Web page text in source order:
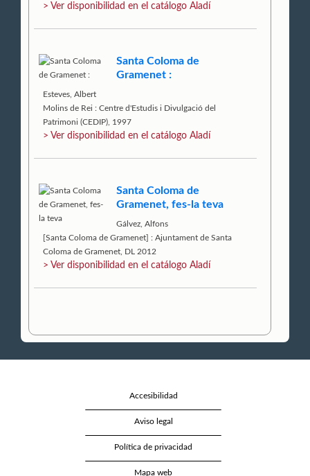
> Ver disponibilidad en el catálogo Aladí
Santa Coloma de
Gramenet :
Esteves, Albert
Molins de Rei : Centre d'Estudis i Divulgació del
Patrimoni (CEDIP), 1997
> Ver disponibilidad en el catálogo Aladí
Santa Coloma de
Gramenet, fes-la teva
Gálvez, Alfons
[Santa Coloma de Gramenet] : Ajuntament de Santa
Coloma de Gramenet, DL 2012
> Ver disponibilidad en el catálogo Aladí
Accesibilidad
Aviso legal
Política de privacidad
Mapa web